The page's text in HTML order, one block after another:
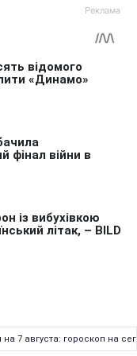
7 августа: гороскоп на